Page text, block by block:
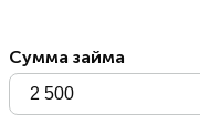
Сумма займа